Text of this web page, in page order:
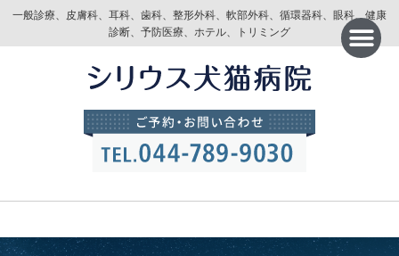
一般診療、皮膚科、耳科、歯科、整形外科、軟部外科、循環器科、眼科、健康
診断、予防医療、ホテル、トリミング